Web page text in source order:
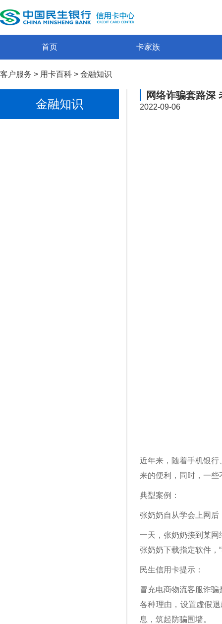
首页 卡家族
客户服务 > 用卡百科 > 金融知识
金融知识
网络诈骗套路深
2022-09-06
近年来，随着手机银
来的便利，同时，一
典型案例：
张奶奶自从学会上网
一天，张奶奶接到某
张奶奶下载指定软件，
民生信用卡提示：
冒充电商物流客服诈
各种理由，设置虚假
息，筑起防骗围墙。